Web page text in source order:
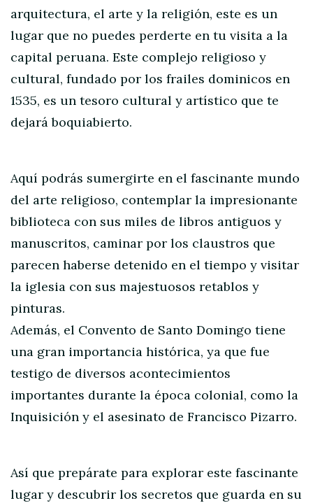
arquitectura, el arte y la religión, este es un
lugar que no puedes perderte en tu visita a la
capital peruana. Este complejo religioso y
cultural, fundado por los frailes dominicos en
1535, es un tesoro cultural y artístico que te
dejará boquiabierto.
Aquí podrás sumergirte en el fascinante mundo
del arte religioso, contemplar la impresionante
biblioteca con sus miles de libros antiguos y
manuscritos, caminar por los claustros que
parecen haberse detenido en el tiempo y visitar
la iglesia con sus majestuosos retablos y
pinturas.
Además, el Convento de Santo Domingo tiene
una gran importancia histórica, ya que fue
testigo de diversos acontecimientos
importantes durante la época colonial, como la
Inquisición y el asesinato de Francisco Pizarro.
Así que prepárate para explorar este fascinante
lugar y descubrir los secretos que guarda en su